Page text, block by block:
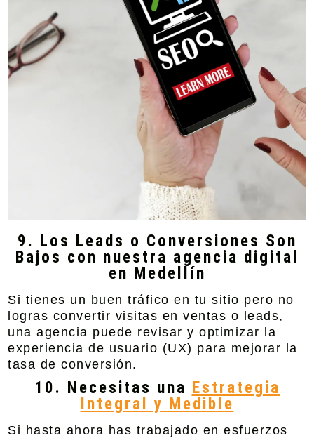
9. Los Leads o Conversiones Son
Bajos con nuestra agencia digital
en Medellín
Si tienes un buen tráfico en tu sitio pero no
logras convertir visitas en ventas o leads,
una agencia puede revisar y optimizar la
experiencia de usuario (UX) para mejorar la
tasa de conversión.
10. Necesitas una Estrategia
Integral y Medible
Si hasta ahora has trabajado en esfuerzos